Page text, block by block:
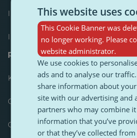
I più pubblicati
I più seguiti
Risorse per giornalisti
Kit di strumenti
Guida di stile del contenuto PulseZ
Guida per i post dei collaboratori
This website uses
This Cookie Banner was
no longer working. Please
website administrator.
We use cookies to
ads and to analyse our
share information about
site with our advertising and
partners who may combine
information that you’ve
or that they’ve collected